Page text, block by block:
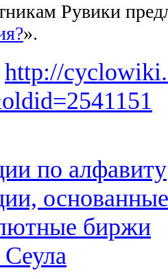
Рувики
».
http://
по алфавиту
биржи